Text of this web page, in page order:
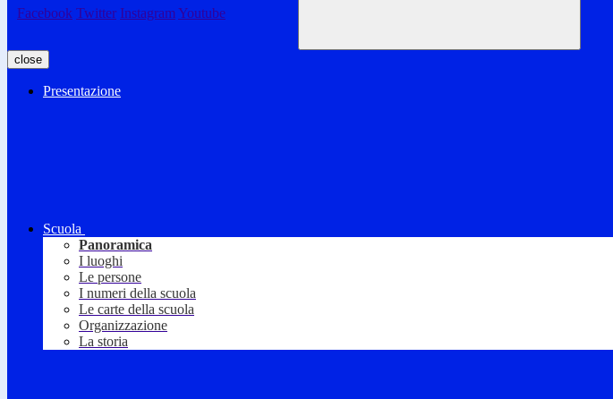
Facebook Twitter Instagram Youtube
close
Presentazione
Scuola
Panoramica
I luoghi
Le persone
I numeri della scuola
Le carte della scuola
Organizzazione
La storia